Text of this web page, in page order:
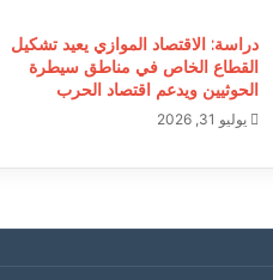
دراسة: الاقتصاد الموازي يعيد تشكيل
القطاع الخاص في مناطق سيطرة
الحوثيين ويدعم اقتصاد الحرب
يوليو 31, 2026